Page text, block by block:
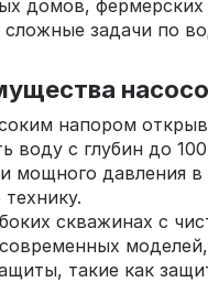
домов,
задачи по
напором
воду с глубин до
мощного давления
скважинах с
такие как